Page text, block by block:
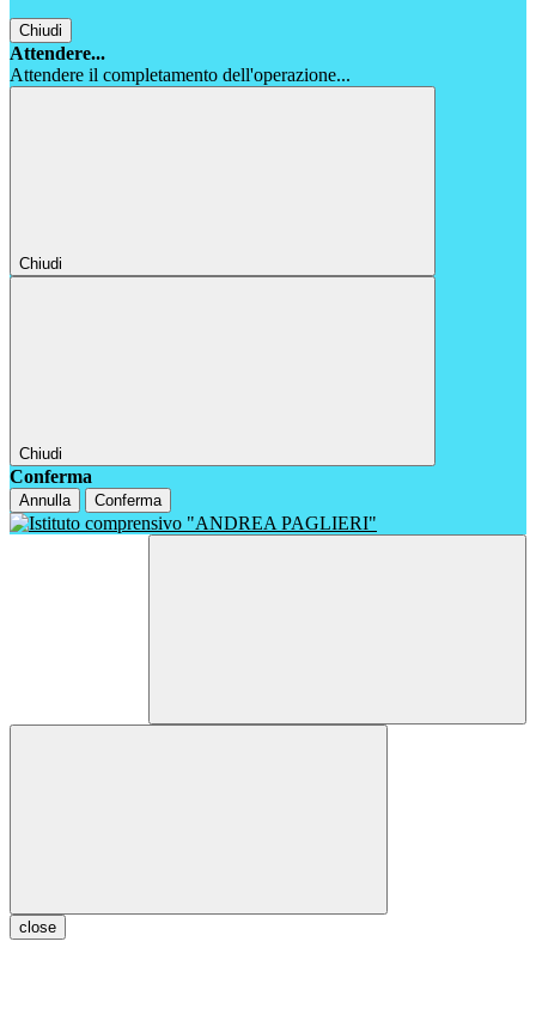
Chiudi
Attendere...
Attendere il completamento dell'operazione...
Chiudi
Chiudi
Conferma
Annulla Conferma
close